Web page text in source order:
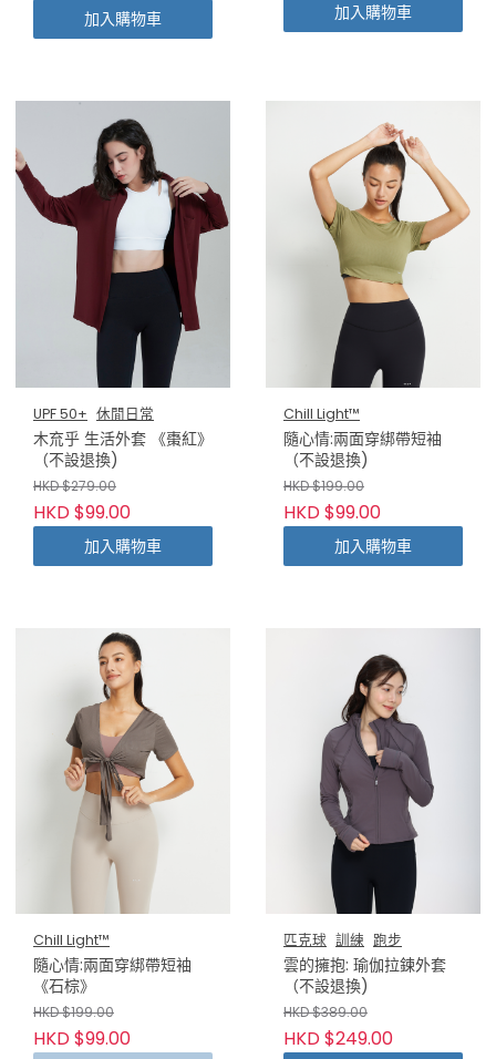
加入購物車 加入購物車
UPF 50+ 休閒日常
木㐬乎 生活外套 《棗紅》
（不設退換)
HKD $279.00
HKD $99.00
加入購物車
Chill Light™
隨心情:兩面穿綁帶短袖
（不設退換)
HKD $199.00
HKD $99.00
加入購物車
Chill Light™
隨心情:兩面穿綁帶短袖
《石棕》
HKD $199.00
HKD $99.00
匹克球 訓練 跑步
雲的擁抱: 瑜伽拉鍊外套
（不設退換)
HKD $389.00
HKD $249.00